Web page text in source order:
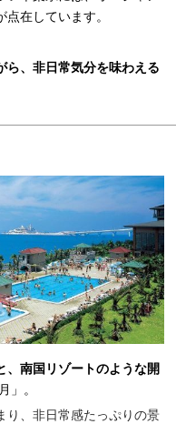
在しています。
ら、非日常気分を味わえる
、南国リゾートのような開
」。
り、非日常感たっぷりの景